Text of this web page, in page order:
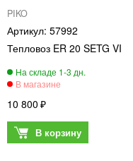
PIKO
57992
Тепловоз ER 20 SETG VI
10 800